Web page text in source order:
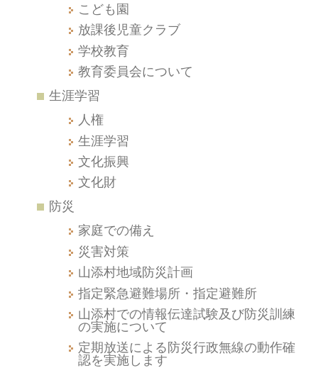
こども園
放課後児童クラブ
学校教育
教育委員会について
生涯学習
人権
生涯学習
文化振興
文化財
防災
家庭での備え
災害対策
山添村地域防災計画
指定緊急避難場所・指定避難所
山添村での情報伝達試験及び防災訓練
の実施について
定期放送による防災行政無線の動作確
認を実施します